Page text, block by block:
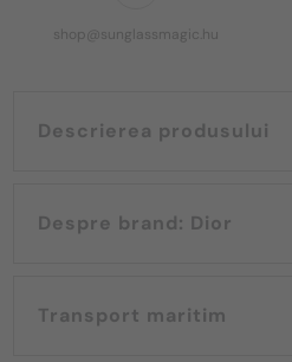
shop@sunglassmagic.hu
Descrierea produsului
Despre brand: Dior
Transport maritim